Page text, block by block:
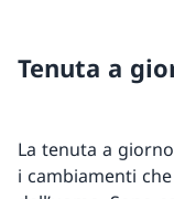
Tenuta a
La tenuta a
i cambiamenti